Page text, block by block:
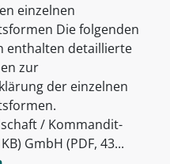
einzelnen
Die folgenden
enthalten detaillierte
zur
der einzelnen
/ Kommandit-
GmbH (PDF, 43...